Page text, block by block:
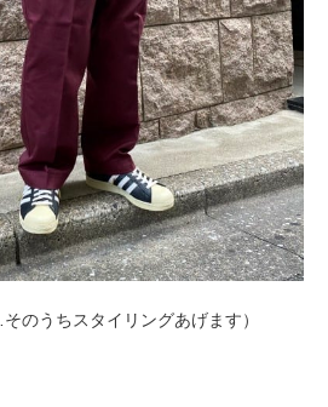
のうちスタイリングあげます）